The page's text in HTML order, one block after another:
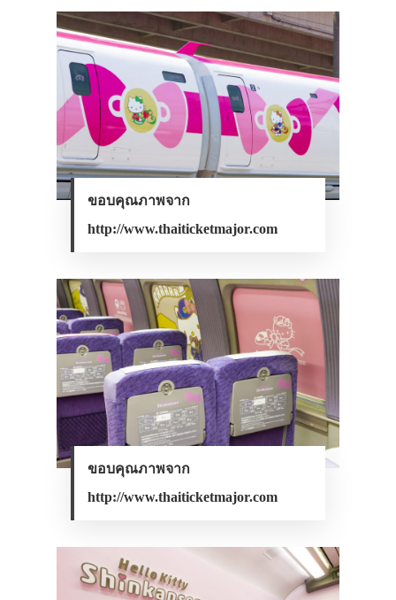
ขอบคุณภาพจาก
http://www.thaiticketmajor.com
ขอบคุณภาพจาก
http://www.thaiticketmajor.com